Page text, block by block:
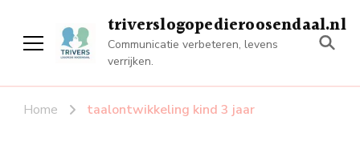
triverslogopedieroosendaal.nl
Communicatie verbeteren, levens
verrijken.
Home taalontwikkeling kind 3 jaar